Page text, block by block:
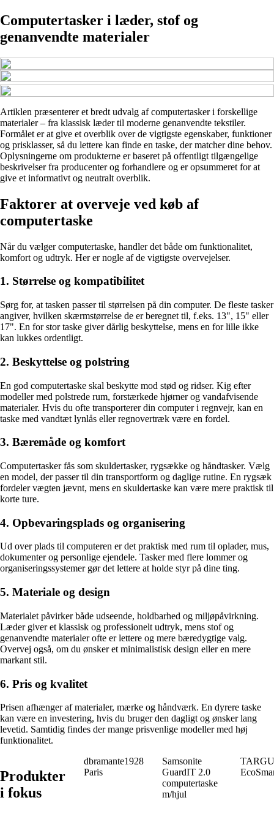
Computertasker i læder, stof og
genanvendte materialer
Artiklen præsenterer et bredt udvalg af computertasker i forskellige
materialer – fra klassisk læder til moderne genanvendte tekstiler.
Formålet er at give et overblik over de vigtigste egenskaber, funktioner
og prisklasser, så du lettere kan finde en taske, der matcher dine behov.
Oplysningerne om produkterne er baseret på offentligt tilgængelige
beskrivelser fra producenter og forhandlere og er opsummeret for at
give et informativt og neutralt overblik.
Faktorer at overveje ved køb af
computertaske
Når du vælger computertaske, handler det både om funktionalitet,
komfort og udtryk. Her er nogle af de vigtigste overvejelser.
1. Størrelse og kompatibilitet
Sørg for, at tasken passer til størrelsen på din computer. De fleste tasker
angiver, hvilken skærmstørrelse de er beregnet til, f.eks. 13", 15" eller
17". En for stor taske giver dårlig beskyttelse, mens en for lille ikke
kan lukkes ordentligt.
2. Beskyttelse og polstring
En god computertaske skal beskytte mod stød og ridser. Kig efter
modeller med polstrede rum, forstærkede hjørner og vandafvisende
materialer. Hvis du ofte transporterer din computer i regnvejr, kan en
taske med vandtæt lynlås eller regnovertræk være en fordel.
3. Bæremåde og komfort
Computertasker fås som skuldertasker, rygsække og håndtasker. Vælg
en model, der passer til din transportform og daglige rutine. En rygsæk
fordeler vægten jævnt, mens en skuldertaske kan være mere praktisk til
korte ture.
4. Opbevaringsplads og organisering
Ud over plads til computeren er det praktisk med rum til oplader, mus,
dokumenter og personlige ejendele. Tasker med flere lommer og
organiseringssystemer gør det lettere at holde styr på dine ting.
5. Materiale og design
Materialet påvirker både udseende, holdbarhed og miljøpåvirkning.
Læder giver et klassisk og professionelt udtryk, mens stof og
genanvendte materialer ofte er lettere og mere bæredygtige valg.
Overvej også, om du ønsker et minimalistisk design eller en mere
markant stil.
6. Pris og kvalitet
Prisen afhænger af materialer, mærke og håndværk. En dyrere taske
kan være en investering, hvis du bruger den dagligt og ønsker lang
levetid. Samtidig findes der mange prisvenlige modeller med høj
funktionalitet.
Produkter
i fokus
dbramante1928
Paris
Samsonite
GuardIT 2.0
computertaske
m/hjul